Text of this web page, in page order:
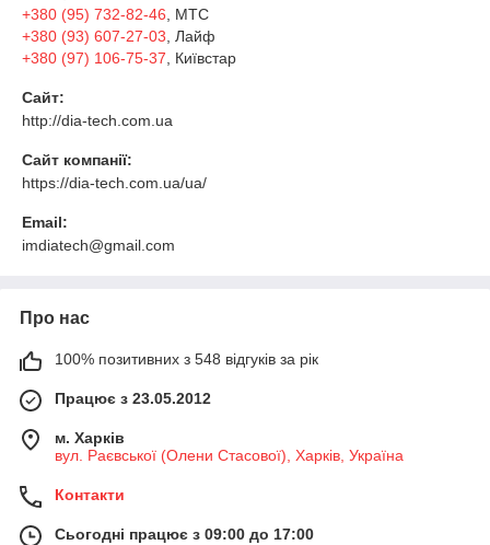
+380 (95) 732-82-46 , МТС
+380 (93) 607-27-03 , Лайф
+380 (97) 106-75-37 , Київстар
Сайт:
http://dia-tech.com.ua
Сайт компанії:
https://dia-tech.com.ua/ua/
Email:
imdiatech@gmail.com
Про нас
100% позитивних з 548 відгуків за рік
Працює з 23.05.2012
м. Харків
вул. Раєвської (Олени Стасової), Харків, Україна
Контакти
Сьогодні працює з 09:00 до 17:00